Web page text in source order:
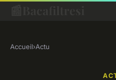
Accueil›Actu